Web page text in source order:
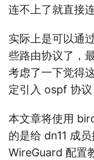
连不上了就直接
实际上是可以通
些路由协议了，
考虑了一下觉得
定引入 ospf 协议
本文章将使用
的是给 dn11 成
WireGuard 配置